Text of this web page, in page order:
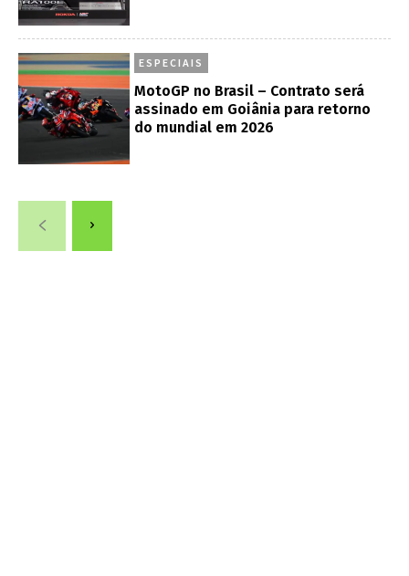
ESPECIAIS
MotoGP no Brasil – Contrato será
assinado em Goiânia para retorno
do mundial em 2026